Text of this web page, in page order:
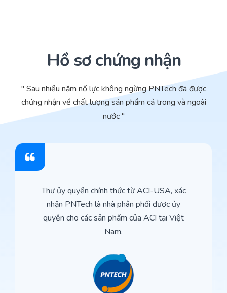
Hồ sơ chứng nhận
" Sau nhiều năm nổ lực không ngừng PNTech đã được
chứng nhận về chất lượng sản phẩm cả trong và ngoài
nước "
Thư ủy quyền chính thức từ ACI-USA, xác
nhận PNTech là nhà phân phối được ủy
quyền cho các sản phẩm của ACI tại Việt
Nam.